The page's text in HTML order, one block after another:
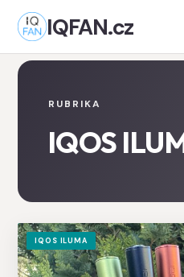
IQFAN.cz
RUBRIKA
IQOS
IQOS ILUMA